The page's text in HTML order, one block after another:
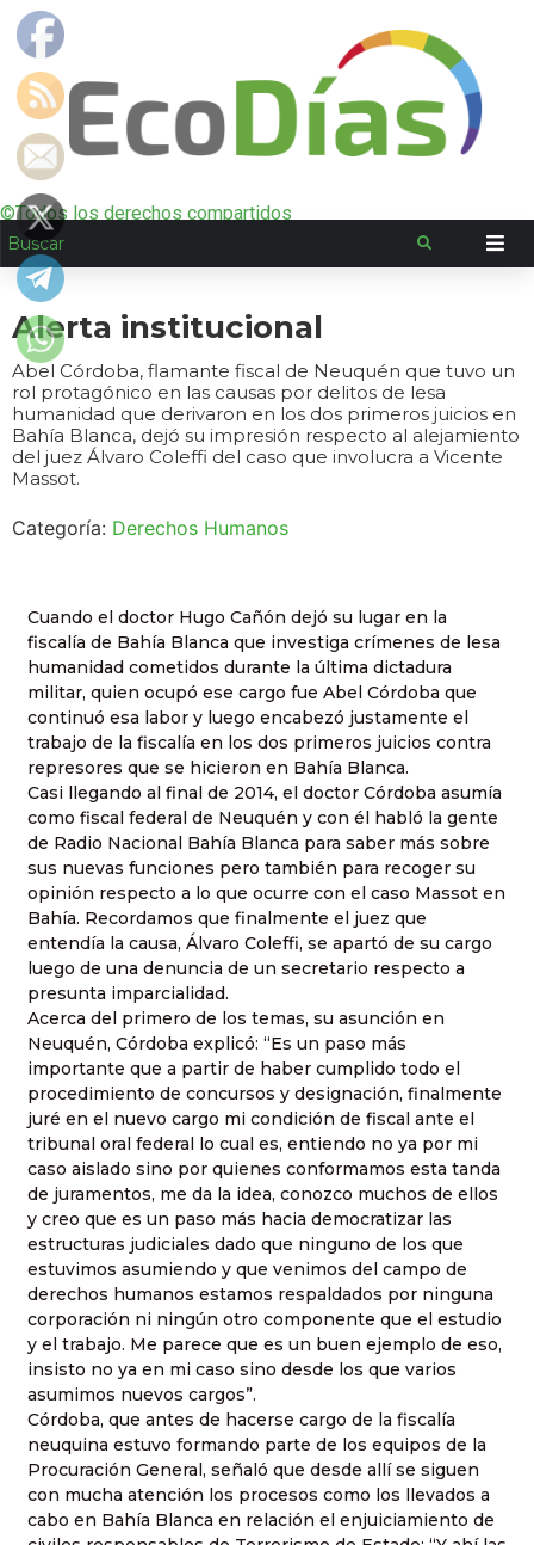
©Todos los derechos compartidos
Alerta institucional
Abel Córdoba, flamante fiscal de Neuquén que tuvo un
rol protagónico en las causas por delitos de lesa
humanidad que derivaron en los dos primeros juicios en
Bahía Blanca, dejó su impresión respecto al alejamiento
del juez Álvaro Coleffi del caso que involucra a Vicente
Massot.
Categoría: Derechos Humanos
Cuando el doctor Hugo Cañón dejó su lugar en la
fiscalía de Bahía Blanca que investiga crímenes de lesa
humanidad cometidos durante la última dictadura
militar, quien ocupó ese cargo fue Abel Córdoba que
continuó esa labor y luego encabezó justamente el
trabajo de la fiscalía en los dos primeros juicios contra
represores que se hicieron en Bahía Blanca.
Casi llegando al final de 2014, el doctor Córdoba asumía
como fiscal federal de Neuquén y con él habló la gente
de Radio Nacional Bahía Blanca para saber más sobre
sus nuevas funciones pero también para recoger su
opinión respecto a lo que ocurre con el caso Massot en
Bahía. Recordamos que finalmente el juez que
entendía la causa, Álvaro Coleffi, se apartó de su cargo
luego de una denuncia de un secretario respecto a
presunta imparcialidad.
Acerca del primero de los temas, su asunción en
Neuquén, Córdoba explicó: “Es un paso más
importante que a partir de haber cumplido todo el
procedimiento de concursos y designación, finalmente
juré en el nuevo cargo mi condición de fiscal ante el
tribunal oral federal lo cual es, entiendo no ya por mi
caso aislado sino por quienes conformamos esta tanda
de juramentos, me da la idea, conozco muchos de ellos
y creo que es un paso más hacia democratizar las
estructuras judiciales dado que ninguno de los que
estuvimos asumiendo y que venimos del campo de
derechos humanos estamos respaldados por ninguna
corporación ni ningún otro componente que el estudio
y el trabajo. Me parece que es un buen ejemplo de eso,
insisto no ya en mi caso sino desde los que varios
asumimos nuevos cargos”.
Córdoba, que antes de hacerse cargo de la fiscalía
neuquina estuvo formando parte de los equipos de la
Procuración General, señaló que desde allí se siguen
con mucha atención los procesos como los llevados a
cabo en Bahía Blanca en relación el enjuiciamiento de